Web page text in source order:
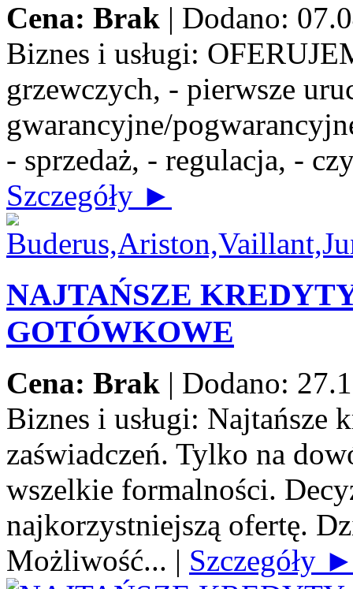
Cena: Brak | Dodano:
Biznes i usługi:
grzewczych, - pierwsze
gwarancyjne/
- sprzedaż, - regulacja, -
Szczegóły ►
NAJTAŃSZE
GOTÓWKOWE
Cena: Brak | Dodano:
Biznes i usługi: Najtańsze
zaświadczeń. Tylko na
wszelkie formalności.
najkorzystniejszą ofertę.
Możliwość... | Szczegóły